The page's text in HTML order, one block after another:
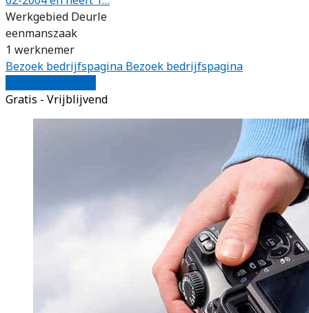
Werkgebied Deurle
eenmanszaak
1 werknemer
Bezoek bedrijfspagina Bezoek bedrijfspagina
Gratis - Vrijblijvend